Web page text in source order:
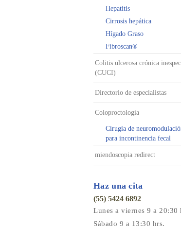
Hepatitis
Cirrosis hepática
Hígado Graso
Fibroscan®
Colitis ulcerosa crónica
(CUCI)
Directorio de especialistas
Coloproctología
Cirugía de
para incontinencia fecal
miendoscopia redirect
Haz una cita
(55) 5424 6892
Lunes a viernes 9 a 20:30
Sábado 9 a 13:30 hrs.